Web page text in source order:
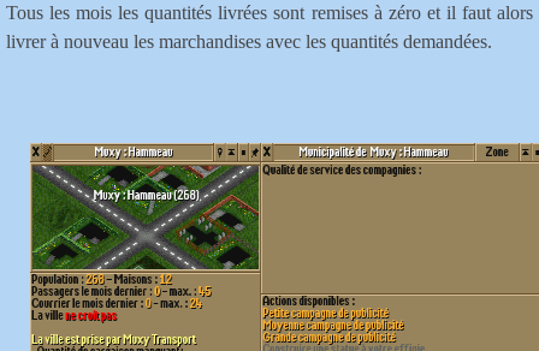
Tous lesmois les quantités livrées sont remises à zéro et il faut alors
livrer à nouveau les marchandises avec les quantités demandées.